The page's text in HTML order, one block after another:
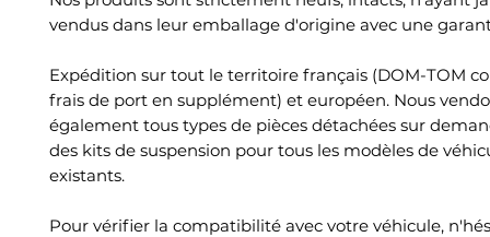
vendus dans leur emballage d'origine avec une
Expédition sur tout le territoire français (DOM-TOM
frais de port en supplément) et européen. Nous
également tous types de pièces détachées sur
des kits de suspension pour tous les modèles de
existants.
Pour vérifier la compatibilité avec votre véhicule,